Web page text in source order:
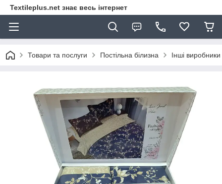
Textileplus.net знає весь інтернет
Товари та послуги Постільна білизна Інші виробники